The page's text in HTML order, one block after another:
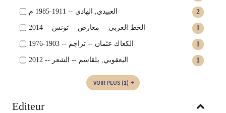
2 العبيدي, الهادي -- 1911-1985 م
1 الخط العربي -- معارض -- تونس -- 2014
1 الكعاك عثمان -- تراجم -- 1903-1976
1 اليعقوبي, بلقاسم -- الشعر -- 2012
VOIR PLUS (1)
Editeur